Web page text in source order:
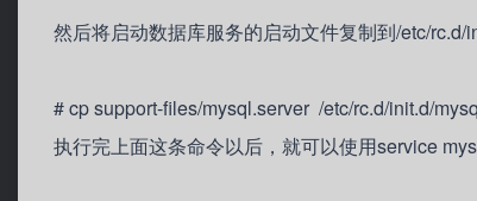
然后将启动数据库服务的启动文件复制到/etc/rc.d/
# cp support-files/mysql.server /etc/rc.d/init.d/
执行完上面这条命令以后，就可以使用service